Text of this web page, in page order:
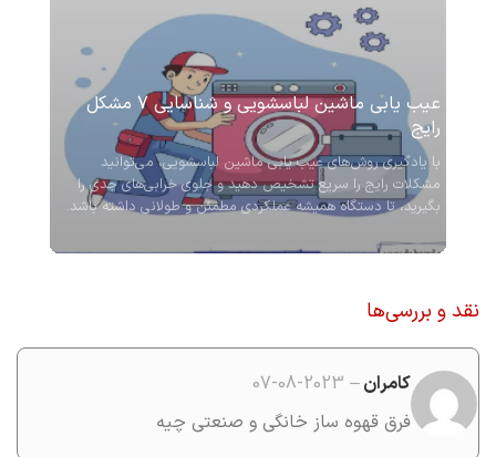
عیب یابی ماشین لباسشویی و شناسایی 7 مشکل
رایج
با یادگیری روش‌های عیب یابی ماشین لباسشویی، می‌توانید
مشکلات رایج را سریع تشخیص دهید و جلوی خرابی‌های جدی را
بگیرید، تا دستگاه همیشه عملکردی مطمئن و طولانی داشته باشد.
نقد و بررسی‌ها
کامران–
2023-08-07
فرق قهوه ساز خانگی و صنعتی چیه